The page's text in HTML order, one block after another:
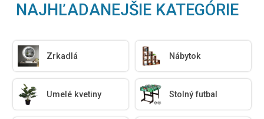
NAJHĽADANEJŠIE KATEGÓRIE
Zrkadlá Nábytok
Umelé kvetiny Stolný futbal